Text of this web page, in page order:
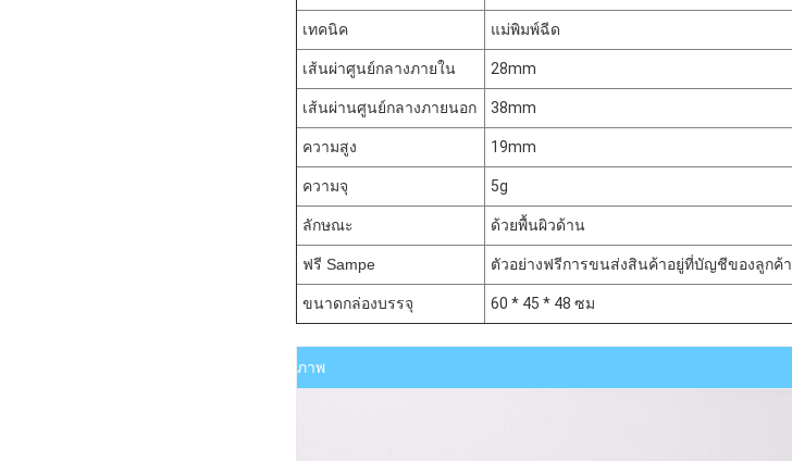
เทคนิค แม่พิมพ์ฉีด
เส้นผ่าศูนย์กลางภายใน 28mm
เส้นผ่านศูนย์กลางภายนอก 38mm
ความสูง 19mm
ความจุ 5g
ลักษณะ ด้วยพื้นผิวด้าน
ฟรี Sampe ตัวอย่างฟรีการขนส่งสินค้าอยู่ที่บัญชีของลูกค้า
ขนาดกล่องบรรจุ 60 * 45 * 48 ซม
ภาพ